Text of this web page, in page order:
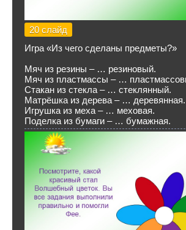
20 слайд
Игра «Из чего сделаны предметы?»
Мяч из резины – … резиновый.
Мяч из пластмассы – …
Стакан из стекла – … стеклянный.
Матрёшка из дерева – … деревянная.
Игрушка из меха – … меховая.
Поделка из бумаги – … бумажная.